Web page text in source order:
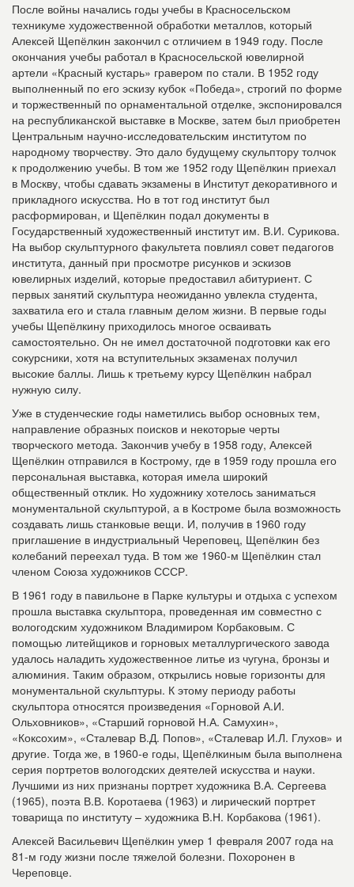
После войны начались годы учебы в Красносельском
техникуме художественной обработки металлов, который
Алексей Щепёлкин закончил с отличием в 1949 году. После
окончания учебы работал в Красносельской ювелирной
артели «Красный кустарь» гравером по стали. В 1952 году
выполненный по его эскизу кубок «Победа», строгий по форме
и торжественный по орнаментальной отделке, экспонировался
на республиканской выставке в Москве, затем был приобретен
Центральным научно-исследовательским институтом по
народному творчеству. Это дало будущему скульптору толчок
к продолжению учебы. В том же 1952 году Щепёлкин приехал
в Москву, чтобы сдавать экзамены в Институт декоративного и
прикладного искусства. Но в тот год институт был
расформирован, и Щепёлкин подал документы в
Государственный художественный институт им. В.И. Сурикова.
На выбор скульптурного факультета повлиял совет педагогов
института, данный при просмотре рисунков и эскизов
ювелирных изделий, которые предоставил абитуриент. С
первых занятий скульптура неожиданно увлекла студента,
захватила его и стала главным делом жизни. В первые годы
учебы Щепёлкину приходилось многое осваивать
самостоятельно. Он не имел достаточной подготовки как его
сокурсники, хотя на вступительных экзаменах получил
высокие баллы. Лишь к третьему курсу Щепёлкин набрал
нужную силу.
Уже в студенческие годы наметились выбор основных тем,
направление образных поисков и некоторые черты
творческого метода. Закончив учебу в 1958 году, Алексей
Щепёлкин отправился в Кострому, где в 1959 году прошла его
персональная выставка, которая имела широкий
общественный отклик. Но художнику хотелось заниматься
монументальной скульптурой, а в Костроме была возможность
создавать лишь станковые вещи. И, получив в 1960 году
приглашение в индустриальный Череповец, Щепёлкин без
колебаний переехал туда. В том же 1960-м Щепёлкин стал
членом Союза художников СССР.
В 1961 году в павильоне в Парке культуры и отдыха с успехом
прошла выставка скульптора, проведенная им совместно с
вологодским художником Владимиром Корбаковым. С
помощью литейщиков и горновых металлургического завода
удалось наладить художественное литье из чугуна, бронзы и
алюминия. Таким образом, открылись новые горизонты для
монументальной скульптуры. К этому периоду работы
скульптора относятся произведения «Горновой А.И.
Ольховников», «Старший горновой Н.А. Самухин»,
«Коксохим», «Сталевар В.Д. Попов», «Сталевар И.Л. Глухов» и
другие. Тогда же, в 1960-е годы, Щепёлкиным была выполнена
серия портретов вологодских деятелей искусства и науки.
Лучшими из них признаны портрет художника В.А. Сергеева
(1965), поэта В.В. Коротаева (1963) и лирический портрет
товарища по институту – художника В.Н. Корбакова (1961).
Алексей Васильевич Щепёлкин умер 1 февраля 2007 года на
81-м году жизни после тяжелой болезни. Похоронен в
Череповце.